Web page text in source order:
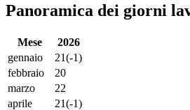
Panoramica dei giorni
Mese
2026
gennaio
21(-1)
febbraio
20
marzo
22
aprile
21(-1)